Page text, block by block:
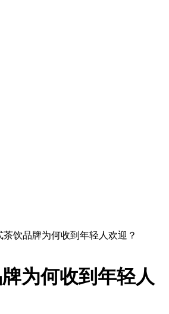
茶饮品牌为何收到年轻人欢迎？
为何收到年轻人